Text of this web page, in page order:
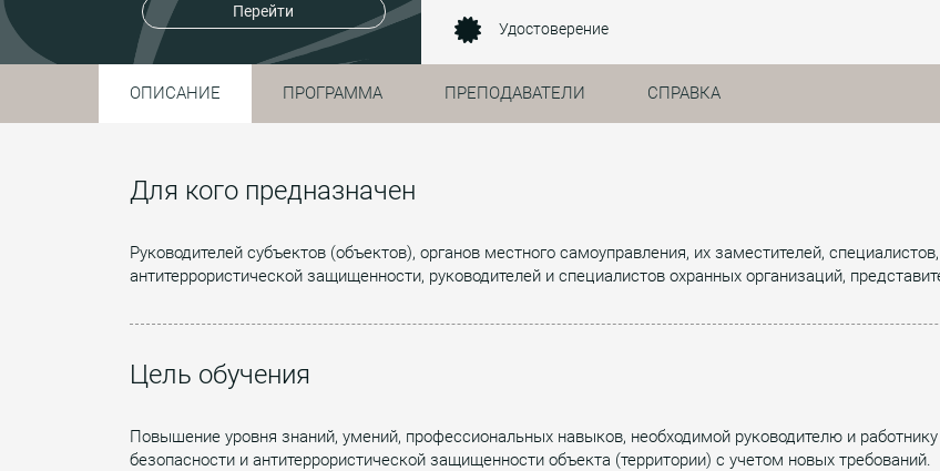
Перейти
Удостоверение
ОПИСАНИЕ ПРОГРАММА ПРЕПОДАВАТЕЛИ СПРАВКА
Для кого предназначен
Руководителей субъектов (объектов), органов местного самоуправления, их заместителей,
антитеррористической защищенности, руководителей и специалистов охранных организаций,
Цель обучения
Повышение уровня знаний, умений, профессиональных навыков, необходимой руководителю и
безопасности и антитеррористической защищенности объекта (территории) с учетом новых требований.